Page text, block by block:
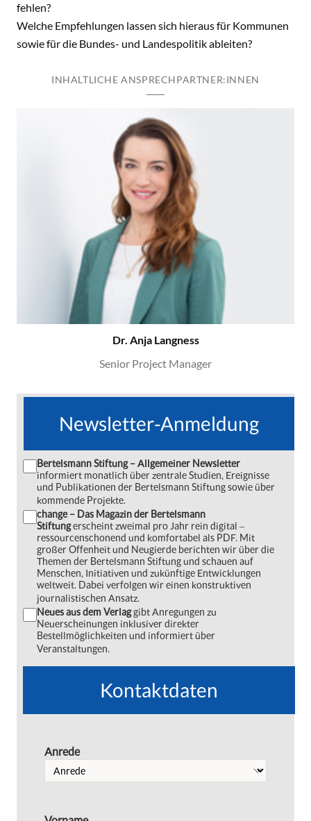
fehlen?
Welche Empfehlungen lassen sich hieraus für Kommunen
sowie für die Bundes- und Landespolitik ableiten?
INHALTLICHE ANSPRECHPARTNER:INNEN
Dr. Anja Langness
Senior Project Manager
Newsletter-Anmeldung
Bertelsmann Stiftung – Allgemeiner Newsletter
informiert monatlich über zentrale Studien, Ereignisse
und Publikationen der Bertelsmann Stiftung sowie über
kommende Projekte.
change – Das Magazin der Bertelsmann
Stiftungerscheint zweimal pro Jahr rein digital ‒
ressourcenschonend und komfortabel als PDF. Mit
großer Offenheit und Neugierde berichten wir über die
Themen der Bertelsmann Stiftung und schauen auf
Menschen, Initiativen und zukünftige Entwicklungen
weltweit. Dabei verfolgen wir einen konstruktiven
journalistischen Ansatz.
Neues aus dem Verlaggibt Anregungen zu
Neuerscheinungen inklusiver direkter
Bestellmöglichkeiten und informiert über
Veranstaltungen.
Kontaktdaten
Anrede